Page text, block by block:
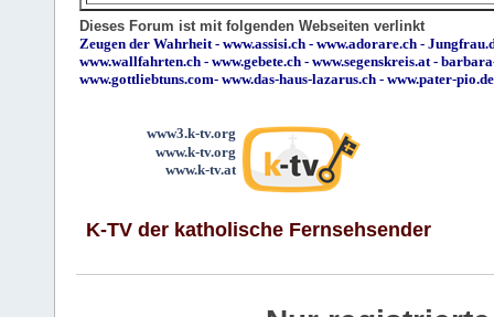
Dieses Forum ist mit folgenden Webseiten verlinkt
Zeugen der Wahrheit- www.assisi.ch - www.adorare.ch -
www.wallfahrten.ch - www.gebete.ch - www.segenskreis.at-
www.gottliebtuns.com- www.das-haus-lazarus.ch - www.pater-pio.de
www3.k-tv.org
www.k-tv.org
www.k-tv.at
K-TV der katholische Fernsehsender